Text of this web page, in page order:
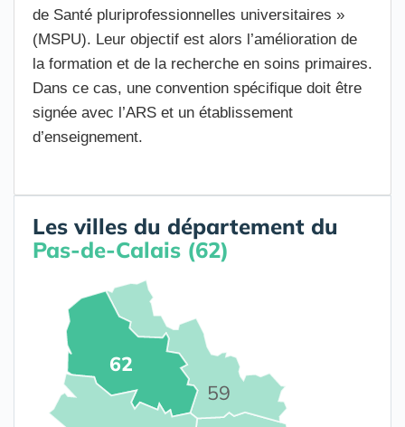
de Santé pluriprofessionnelles universitaires »
(MSPU). Leur objectif est alors l’amélioration de
la formation et de la recherche en soins primaires.
Dans ce cas, une convention spécifique doit être
signée avec l’ARS et un établissement
d’enseignement.
Les villes du département du
Pas-de-Calais (62)
59
62